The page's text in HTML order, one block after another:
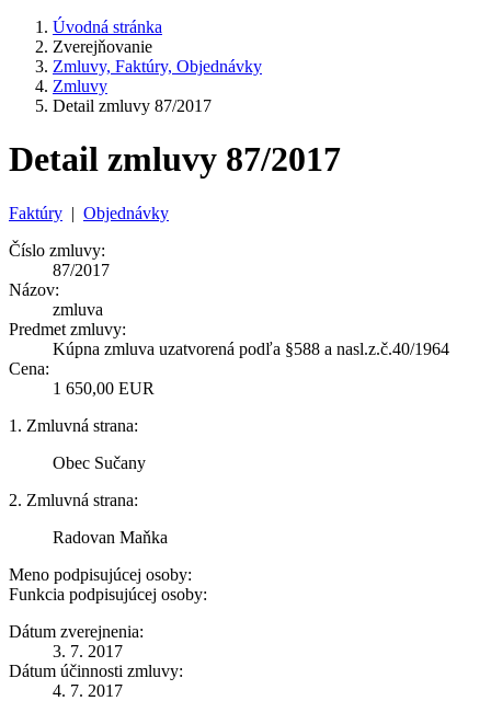
Úvodná stránka
Zverejňovanie
Zmluvy, Faktúry, Objednávky
Zmluvy
Detail zmluvy 87/2017
Detail zmluvy 87/2017
Faktúry | Objednávky
Číslo zmluvy:
87/2017
Názov:
zmluva
Predmet zmluvy:
Kúpna zmluva uzatvorená podľa §588 a nasl.z.č.40/1964
Cena:
1 650,00 EUR
1. Zmluvná strana:
Obec Sučany
2. Zmluvná strana:
Radovan Maňka
Meno podpisujúcej osoby:
Funkcia podpisujúcej osoby:
Dátum zverejnenia:
3. 7. 2017
Dátum účinnosti zmluvy:
4. 7. 2017